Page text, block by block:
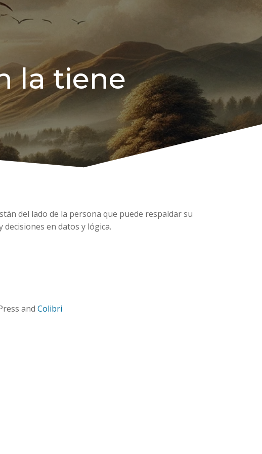
la tiene
del lado de la persona que puede respaldar su
en datos y lógica.
and Colibri